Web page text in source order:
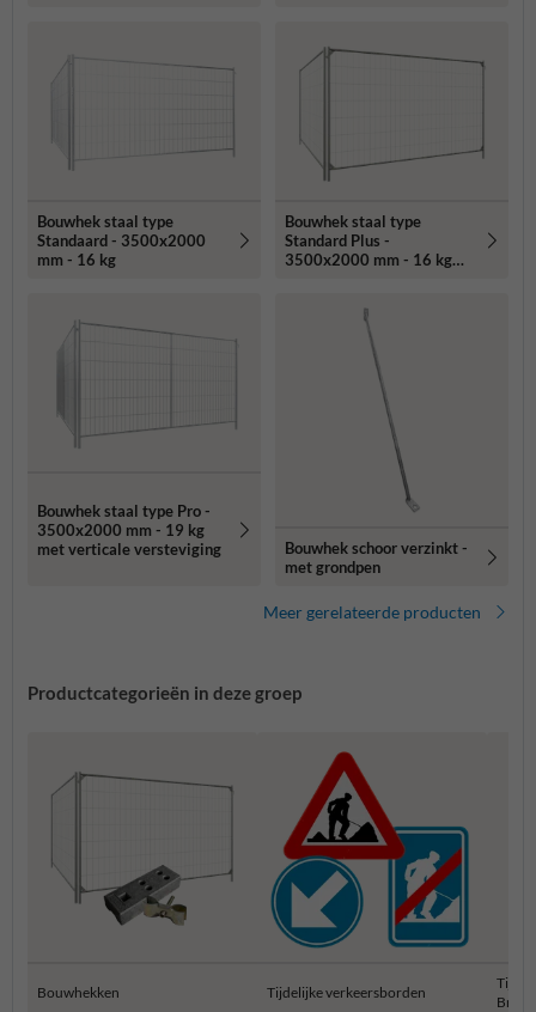
Bouwhek staal type
Standaard - 3500x2000
mm - 16 kg
Bouwhek staal type
Standard Plus -
3500x2000 mm - 16 kg
Bouwhek staal type Pro -
3500x2000 mm - 19 kg
met verticale versteviging
Bouwhek schoor verzinkt -
met grondpen
Meer gerelateerde producten
Productcategorieën in deze groep
Bouwhekken Tijdelijke verkeersborden